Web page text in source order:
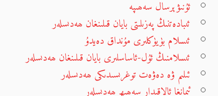
ئۇنىۋېرسال سەھىپە
ئىبادەتنىڭ پەزىلىتى بايان قىلىنغان ھەدىسلەر
ئىسلام بۈيۈكلىرى مۇنداق دەيدۇ
ئىسلامنىڭ ئۇل-ئاساسلىرى بايان قىلىنغان ھەدىسلەر
ئىلىم ۋە دەۋەت توغرىسىدىكى ھەدىسلەر
ئىمانغا ئالاقىدار سەھىھ ھەدىسلەر